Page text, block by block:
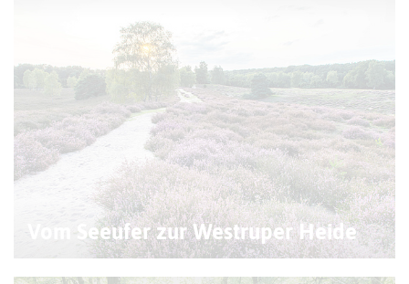
Vom Seeufer zur Westruper Heide